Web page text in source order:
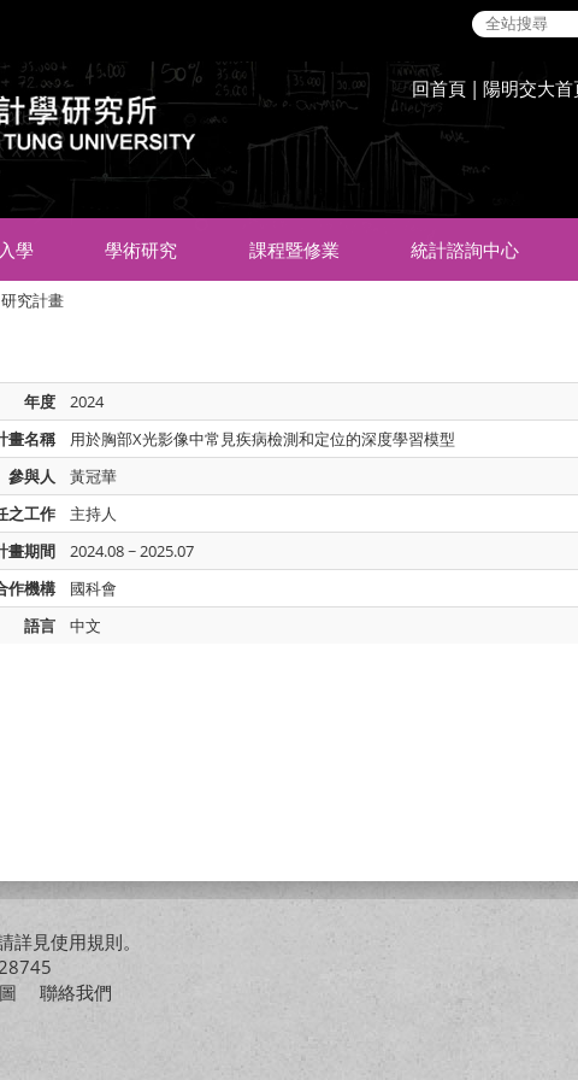
回首頁 | 陽明交大首
學 學術研究 課程暨修業 統計諮詢中心
研究計畫
年度
2024
畫名稱
用於胸部X光影像中常見疾病檢測和定位的深度學習模型
參與人
黃冠華
之工作
主持人
畫期間
2024.08 ~ 2025.07
作機構
國科會
語言
中文
詳見使用規則。
聯絡我們